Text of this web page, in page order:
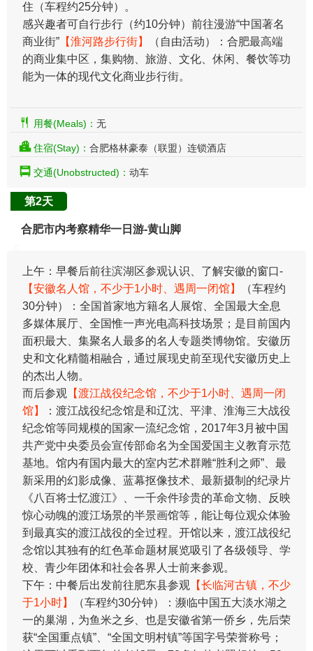
住（车程约25分钟）。
感兴趣者可自行步行（约10分钟）前往漫游“中国著名
商业街” 【淮河路步行街】
（自由活动）：合肥最高端
的商业集中区，集购物、旅游、文化、休闲、餐饮等功
能为一体的现代文化商业步行街。
用餐(Meals)： 无
住宿(Stay)： 合肥格林豪泰（联盟）连锁酒店
交通(Unobstructed)： 动车
第2天
合肥市内考察精华一日游-黄山脚
上午：早餐后前往滨湖区参观认识、了解安徽的窗口-
【安徽名人馆，不少于1小时、遇周一闭馆】
（车程约
30分钟）：全国首家地方籍名人展馆、全国最大全息
多媒体展厅、全国惟一声光电高科技场景；是目前国内
面积最大、集聚名人最多的名人专题类博物馆。安徽历
史和文化精髓相融合，通过展现史前至现代安徽历史上
的杰出人物。
而后参观 【渡江战役纪念馆，不少于1小时、遇周一闭
馆】
：渡江战役纪念馆是和辽沈、平津、淮海三大战役
纪念馆等同规模的国家一流纪念馆，2017年3月被中国
共产党中央委员会宣传部命名为全国爱国主义教育示范
基地。馆内有国内最大的室内艺术群雕“胜利之师”、最
新采用的幻影成像、蓝幕抠像技术、最新摄制的纪录片
《八百将士忆渡江》、一千余件珍贵的革命文物、反映
惊心动魄的渡江场景的半景画馆等，能让每位观众体验
到最真实的渡江战役的全过程。开馆以来，渡江战役纪
念馆以其独有的红色革命题材展览吸引了各级领导、学
校、青少年团体和社会各界人士前来参观。
下午：中餐后出发前往肥东县参观 【长临河古镇，不少
于1小时】
（车程约30分钟）：濒临中国五大淡水湖之
一的巢湖，为鱼米之乡、也是安徽省第一侨乡，先后荣
获“全国重点镇”、“全国文明村镇”等国字号荣誉称号；